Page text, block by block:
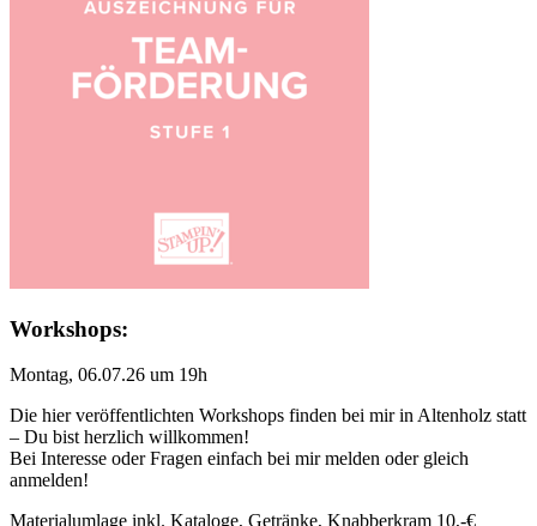
Workshops:
Montag, 06.07.26 um 19h
Die hier veröffentlichten Workshops finden bei mir in Altenholz statt
– Du bist herzlich willkommen!
Bei Interesse oder Fragen einfach bei mir melden oder gleich
anmelden!
Materialumlage inkl. Kataloge, Getränke, Knabberkram 10,-€